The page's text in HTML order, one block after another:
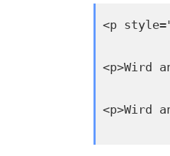
<p
<p>Wird
<p>Wird